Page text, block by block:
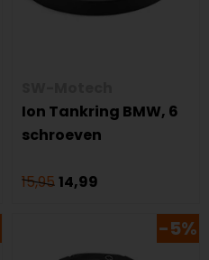
Ion Tankring BMW, 6
schroeven
15,9514,99
-5%